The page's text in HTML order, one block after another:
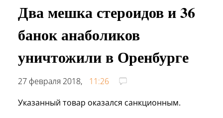
Два мешка стероидов и 36
банок анаболиков
уничтожили в Оренбурге
27 февраля 2018,
11:26
Указанный товар оказался санкционным.